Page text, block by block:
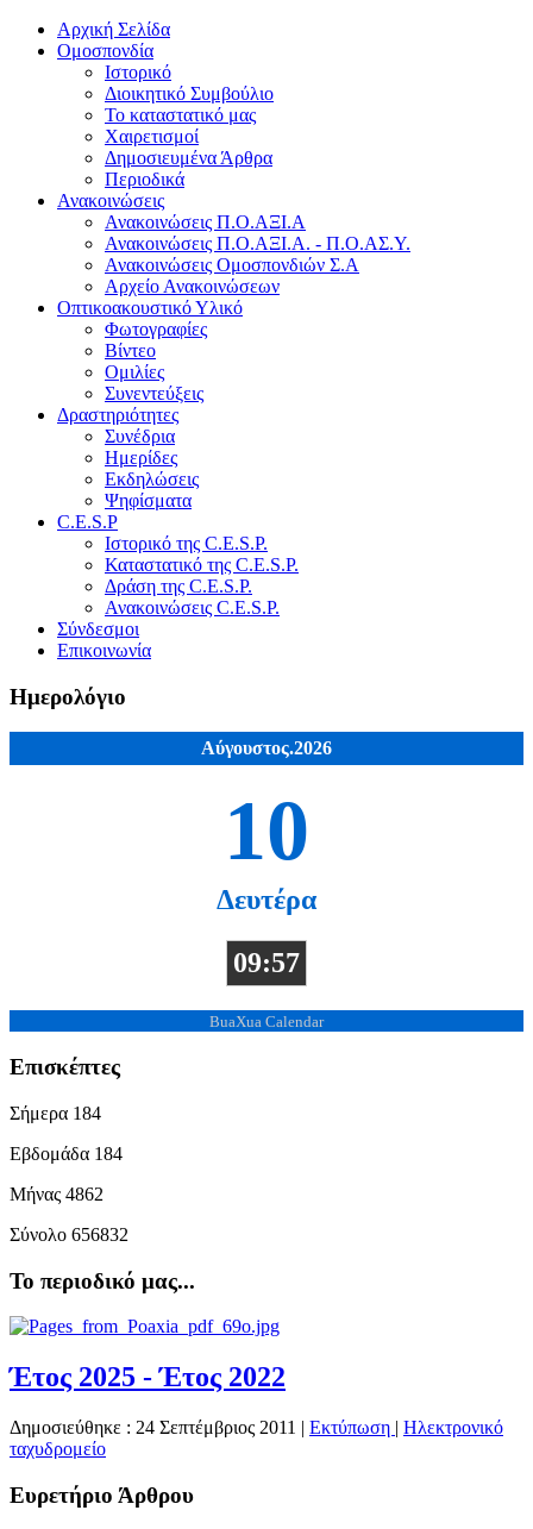
Αρχική Σελίδα
Ομοσπονδία
Ιστορικό
Διοικητικό Συμβούλιο
Το καταστατικό μας
Χαιρετισμοί
Δημοσιευμένα Άρθρα
Περιοδικά
Ανακοινώσεις
Ανακοινώσεις Π.Ο.ΑΞΙ.Α
Ανακοινώσεις Π.Ο.ΑΞΙ.Α. - Π.Ο.ΑΣ.Υ.
Ανακοινώσεις Ομοσπονδιών Σ.Α
Αρχείο Ανακοινώσεων
Οπτικοακουστικό Υλικό
Φωτογραφίες
Βίντεο
Ομιλίες
Συνεντεύξεις
Δραστηριότητες
Συνέδρια
Ημερίδες
Εκδηλώσεις
Ψηφίσματα
C.E.S.P
Ιστορικό της C.E.S.P.
Καταστατικό της C.E.S.P.
Δράση της C.E.S.P.
Ανακοινώσεις C.E.S.P.
Σύνδεσμοι
Επικοινωνία
Ημερολόγιο
Αύγουστος.2026
10
Δευτέρα
09:57
BuaXua Calendar
Επισκέπτες
Σήμερα 184
Εβδομάδα 184
Μήνας 4862
Σύνολο 656832
Το περιοδικό μας...
Έτος 2025 - Έτος 2022
Δημοσιεύθηκε : 24 Σεπτέμβριος 2011 | Εκτύπωση | Ηλεκτρονικό
ταχυδρομείο
Ευρετήριο Άρθρου